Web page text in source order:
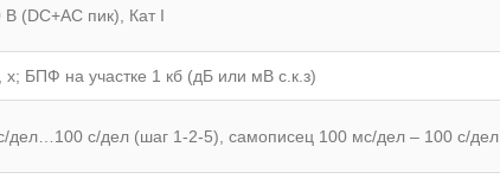
В (DC+AС пик), Кат I
х; БПФ на участке 1 кб (дБ или мВ с.к.з)
дел…100 с/дел (шаг 1-2-5), самописец 100 мс/дел – 100 с/дел